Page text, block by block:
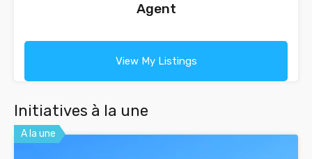
Agent
View My Listings
Initiatives à la une
A la une